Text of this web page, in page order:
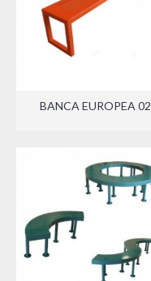
BANCA EUROPEA 02